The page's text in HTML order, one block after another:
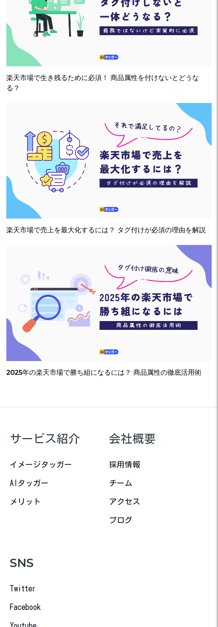
楽天市場で生き残るために必須！ 商品属性を付けないとどうな
る？
楽天市場で売上を最大化するには？ タグ付けが必須の理由を解説
2025年の楽天市場で勝ち組になるには？ 商品属性の徹底活用術
サービス紹介
イメージタッガー
AIタッガー
メリット
会社概要
採用情報
チーム
アクセス
ブログ
SNS
Twitter
Facebook